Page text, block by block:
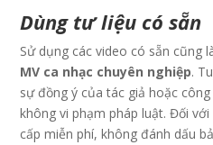
Dùng tư liệu có sẵn
Sử dụng các video có sẵn cũng
MV ca nhạc chuyên nghiệp.
sự đồng ý của tác giả hoặc
không vi phạm pháp luật. Đối
cấp miễn phí, không đánh dấu